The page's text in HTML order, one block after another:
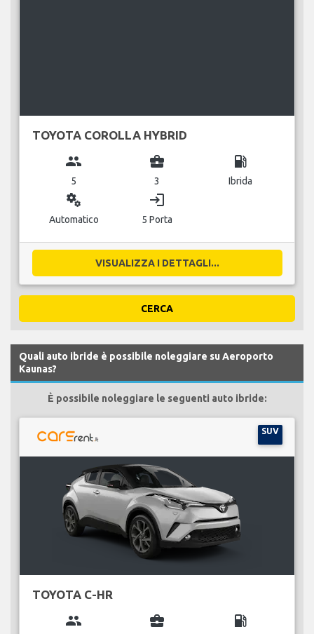
TOYOTA COROLLA HYBRID
group
5
business_center
3
local_gas_station
Ibrida
miscellaneous_services
Automatico
login
5 Porta
VISUALIZZA I DETTAGLI...
CERCA
Quali auto ibride è possibile noleggiare su Aeroporto
Kaunas?
È possibile noleggiare le seguenti auto ibride:
SUV
TOYOTA C-HR
group business_center local_gas_station